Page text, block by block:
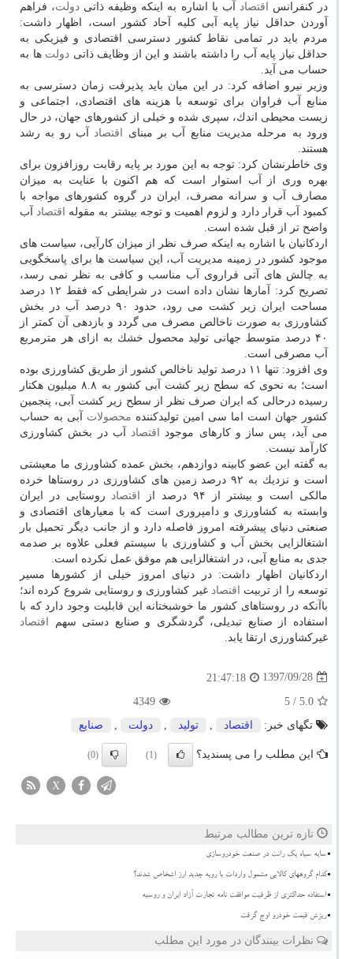
در كنفرانس
اقتصاد آب با اشاره به اینكه وظیفه ذاتی دولت، فراهم
آوردن حداقل نیاز پایه آبی كلیه آحاد كشور است، اظهار داشت:
مردم باید در تمامی نقاط كشور دسترسی اقتصادی و فیزیكی به
حداقل نیاز پایه آب را داشته باشند و این از وظایف ذاتی دولت ها به
حساب می آید.
وزیر نیرو اضافه كرد: در این میان باید پذیرفت زمان دسترسی به
منابع آب فراوان برای توسعه با هزینه های اقتصادی، اجتماعی و
زیست محیطی اندك، سپری شده و خیلی از كشورهای جهان، در حال
ورود به مرحله مدیریت منابع آب بر مبنای
اقتصاد آب رو به رشد
هستند.
وی خاطرنشان كرد: توجه به این مورد بر پایه رقابت روزافزون برای
بهره وری از آب استوار است كه هم اكنون با عنایت به میزان
مصارف آب و سرانه مصرف، ایران در گروه كشورهای مواجه با
كمبود آب قرار دارد و لزوم اهمیت و توجه بیشتر به مقوله
اقتصاد آب
واضح تر از قبل شده است.
اردكانیان با اشاره به اینكه صرف نظر از میزان كارآیی، سیاست های
موجود كشور در زمینه مدیریت آب، این سیاست ها برای پاسخگویی
به چالش های آتی فراروی آب مناسب و كافی به نظر نمی رسد،
تصریح كرد: آمارها نشان داده است در شرایطی كه فقط ۱۲ درصد
مساحت ایران زیر كشت می رود، حدود ۹۰ درصد آب در بخش
كشاورزی به صورت ناخالص مصرف می گردد و بازدهی آن كمتر از
۴۰ درصد متوسط جهانی تولید محصول خشك به ازای هر مترمربع
آب مصرفی است.
وی افزود: تنها ۱۱ درصد تولید ناخالص كشور از طریق كشاورزی بوده
است؛ به نحوی كه سطح زیر كشت آبی كشور به ۸.۸ میلیون هكتار
رسیده درحالی كه ایران صرف نظر از سطح زیر كشت آبی، پنجمین
كشور جهان است اما سی امین تولیدكننده محصولات آبی به حساب
می آید، پس ساز و كارهای موجود
اقتصاد آب در بخش كشاورزی
كارآمد نیست.
به گفته این عضو كابینه دوازدهم، بخش عمده كشاورزی ما معیشتی
است و نزدیك به ۹۲ درصد زمین های كشاورزی در روستاها خرده
مالكی است و بیشتر از ۹۴ درصد از
اقتصاد روستایی در ایران
وابسته به كشاورزی و دامپروری است كه با معیارهای اقتصادی و
صنعتی دنیای پیشرفته امروز فاصله دارد و از جانب دیگر تحمیل بار
اشتغالزایی بخش آب و كشاورزی با سیستم فعلی علاوه بر صدمه
جدی به منابع آبی، در اشتغالزایی هم موفق عمل نكرده است.
اردكانیان اظهار داشت: در دنیای امروز خیلی از كشورها مسیر
توسعه را از تربیت
اقتصاد غیر كشاورزی و روستایی شروع كرده اند؛
باآنكه در روستاهای كشور ما خوشبختانه این قابلیت وجود دارد كه با
استفاده از صنایع تبدیلی، گردشگری و صنایع دستی سهم
اقتصاد
غیركشاورزی ارتقا یابد.
1397/09/28
21:47:18
5.0
/ 5
4349
تگهای خبر:
اقتصاد , تولید , دولت , صنایع
این مطلب را می پسندید؟ (1)
(0)
X
تازه ترین مطالب مرتبط
سایه سیاه یک رانت در صنعت خودروسازی
کدام گروههای کالایی مشمول واردات با رویه جدید ارز اشخاص شدند؟
استفاده حداکثری از ظرفیت موافقت نامه تجارت آزاد ایران و روسیه
ریزش قیمت خودرو اوج گرفت
نظرات بینندگان در مورد این مطلب